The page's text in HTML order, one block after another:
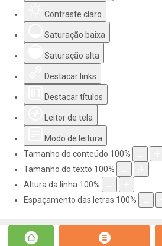
Contraste claro
Saturação baixa
Saturação alta
Destacar links
Destacar títulos
Leitor de tela
Modo de leitura
Tamanho do conteúdo 100%
Tamanho do texto 100%
Altura da linha 100%
Espaçamento das letras 100%